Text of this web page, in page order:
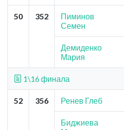
50 352
Пиминов
Семен
Демиденко
Мария
1\16 финала
52 356 Ренев Глеб
Биджиева